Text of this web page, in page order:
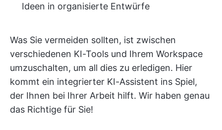
Ideen in organisierte Entwürfe
Was Sie vermeiden sollten, ist zwischen
verschiedenen KI-Tools und Ihrem Workspace
umzuschalten, um all dies zu erledigen. Hier
kommt ein integrierter KI-Assistent ins Spiel,
der Ihnen bei Ihrer Arbeit hilft. Wir haben genau
das Richtige für Sie!